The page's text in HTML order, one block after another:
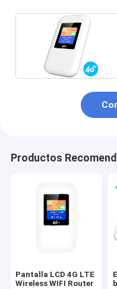
Productos
Pantalla LCD 4G LTE
Wireless WIFI Router